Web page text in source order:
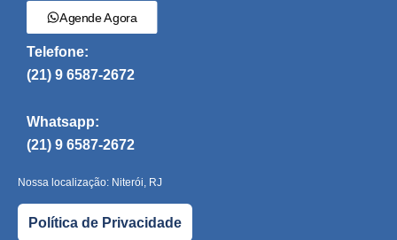
Agende Agora
Telefone:
(21) 9 6587-2672
Whatsapp:
(21) 9 6587-2672
Nossa localização: Niterói, RJ
Política de Privacidade